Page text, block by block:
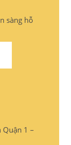
sàng hỗ
Quận 1 –